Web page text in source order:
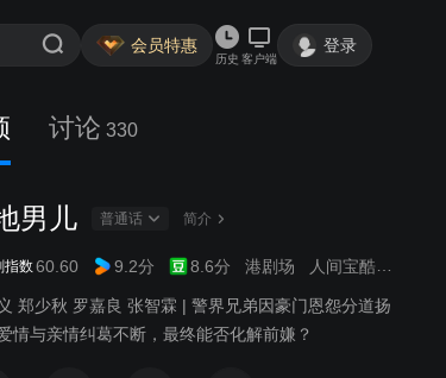
会员特惠
历史 客户端
登录
讨论 330
男儿 普通话 简介
指数60.60 9.2分 8.6分 港剧场 人间宝酷
郑少秋 罗嘉良 张智霖 | 警界兄弟因豪门恩怨分道扬
情与亲情纠葛不断，最终能否化解前嫌？